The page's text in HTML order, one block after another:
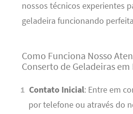
nossos técnicos experientes
geladeira funcionando
Como Funciona Nosso
Conserto de Geladeiras em
Contato Inicial: Entre em
por telefone ou através do